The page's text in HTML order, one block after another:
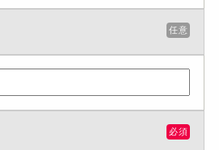
任意
必須